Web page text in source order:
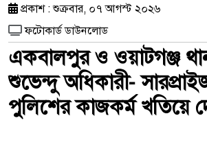
প্রকাশ : শুক্রবার, ০৭ আগস্ট ২০২৬
ফটোকার্ড ডাউনলোড
একবালপুর ও ওয়াটগঞ্জ
শুভেন্দু অধিকারী-
পুলিশের কাজকর্ম খতিয়ে